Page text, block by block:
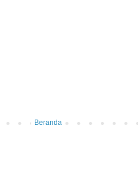
Beranda